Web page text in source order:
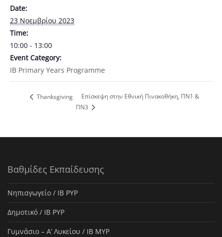
Date:
23 Νοεμβρίου 2023
Time:
10:00 - 13:00
Event Category:
ΙΒ Primary Years Programme
Thanksgiving
Επίσκεψη στην Εθνική Πινακοθήκη, ΠΝ1 &
ΠΝ3
Βαθμίδες Εκπαίδευσης
Νηπιαγωγείο / IB PYP
Δημοτικό / IB PYP
Γυμνάσιο – Α’ Λυκείου / IB MYP